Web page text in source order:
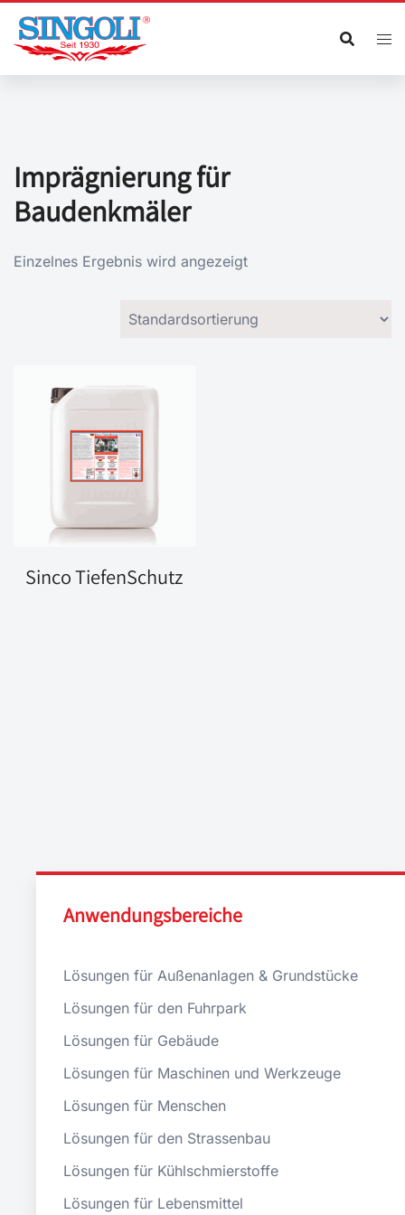
Zum
Inhalt
springen
Imprägnierung für
Baudenkmäler
Einzelnes Ergebnis wird angezeigt
Sinco TiefenSchutz
Anwendungsbereiche
Lösungen für Außenanlagen & Grundstücke
Lösungen für den Fuhrpark
Lösungen für Gebäude
Lösungen für Maschinen und Werkzeuge
Lösungen für Menschen
Lösungen für den Strassenbau
Lösungen für Kühlschmierstoffe
Lösungen für Lebensmittel